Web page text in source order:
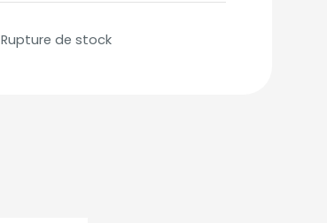
Rupture de stock